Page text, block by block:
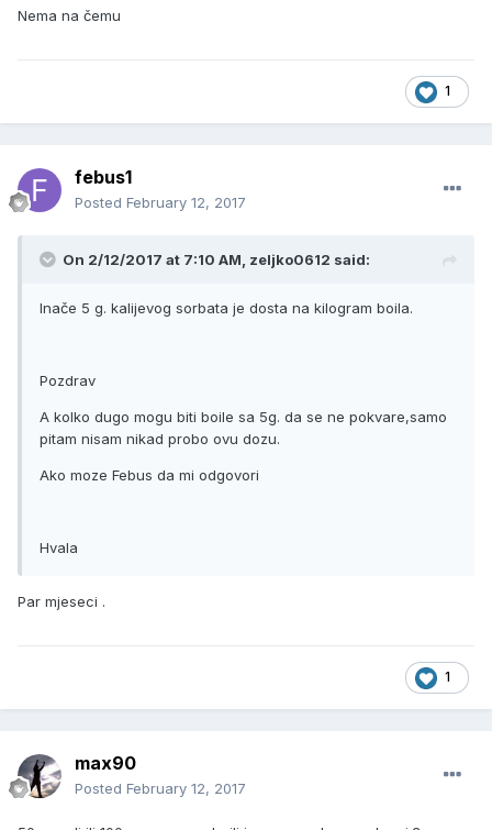
Nema na čemu
1
febus1
Posted February 12, 2017
On 2/12/2017 at 7:10 AM, zeljko0612 said:
Inače 5 g. kalijevog sorbata je dosta na kilogram boila.
Pozdrav
A kolko dugo mogu biti boile sa 5g. da se ne pokvare,samo
pitam nisam nikad probo ovu dozu.
Ako moze Febus da mi odgovori
Hvala
Par mjeseci .
1
max90
Posted February 12, 2017